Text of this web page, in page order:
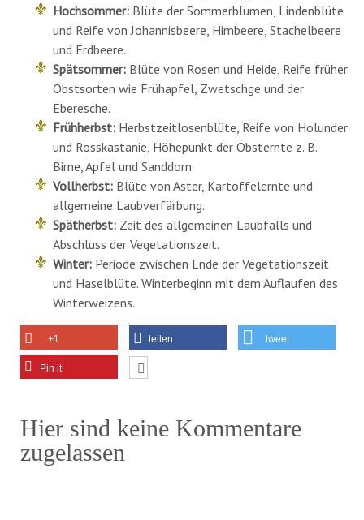
Hochsommer: Blüte der Sommerblumen, Lindenblüte
und Reife von Johannisbeere, Himbeere, Stachelbeere
und Erdbeere.
Spätsommer: Blüte von Rosen und Heide, Reife früher
Obstsorten wie Frühapfel, Zwetschge und der
Eberesche.
Frühherbst: Herbstzeitlosenblüte, Reife von Holunder
und Rosskastanie, Höhepunkt der Obsternte z. B.
Birne, Apfel und Sanddorn.
Vollherbst: Blüte von Aster, Kartoffelernte und
allgemeine Laubverfärbung.
Spätherbst: Zeit des allgemeinen Laubfalls und
Abschluss der Vegetationszeit.
Winter: Periode zwischen Ende der Vegetationszeit
und Haselblüte. Winterbeginn mit dem Auflaufen des
Winterweizens.
+1 teilen tweet
Pin it
Hier sind keine Kommentare
zugelassen